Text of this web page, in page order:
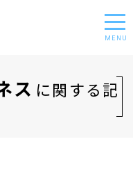
MENU
ス に関する記